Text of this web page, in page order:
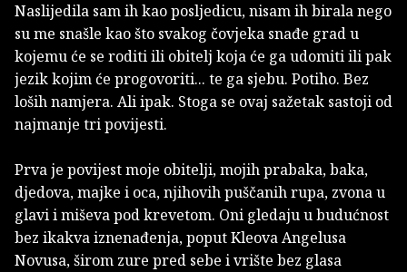
Naslijedila sam ih kao posljedicu, nisam ih birala nego
su me snašle kao što svakog čovjeka snađe grad u
kojemu će se roditi ili obitelj koja će ga udomiti ili pak
jezik kojim će progovoriti... te ga sjebu. Potiho. Bez
loših namjera. Ali ipak. Stoga se ovaj sažetak sastoji od
najmanje tri povijesti.
Prva je povijest moje obitelji, mojih prabaka, baka,
djedova, majke i oca, njihovih puščanih rupa, zvona u
glavi i miševa pod krevetom. Oni gledaju u budućnost
bez ikakva iznenađenja, poput Kleova Angelusa
Novusa, širom zure pred sebe i vrište bez glasa